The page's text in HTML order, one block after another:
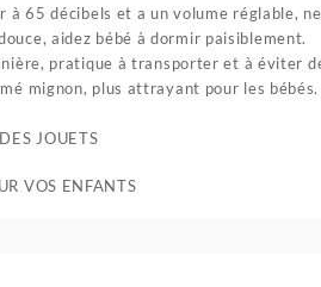
à 65 décibels et a un volume réglable,
aidez bébé à dormir paisiblement.
pratique à transporter et à éviter
mignon, plus attrayant pour les bébés.
JOUETS
VOS ENFANTS